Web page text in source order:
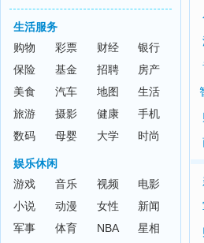
生活服务
购物
彩票 财经
银行
保险
基金 招聘
房产
美食
汽车 地图
生活
旅游
摄影 健康
手机
数码
母婴 大学 时尚
娱乐休闲
游戏
音乐 视频
电影
小说
动漫 女性
新闻
军事
体育 NBA
星相